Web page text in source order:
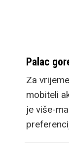
Palac
Za
mobiteli
je više-